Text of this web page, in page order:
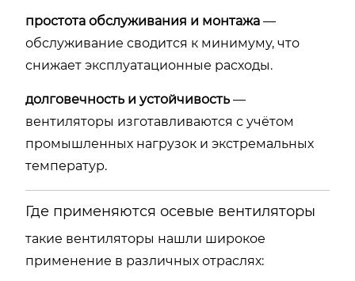
простота обслуживания и монтажа —
обслуживание сводится к минимуму, что
снижает эксплуатационные расходы.
долговечность и устойчивость —
вентиляторы изготавливаются с учётом
промышленных нагрузок и экстремальных
температур.
Где применяются осевые вентиляторы
такие вентиляторы нашли широкое
применение в различных отраслях: